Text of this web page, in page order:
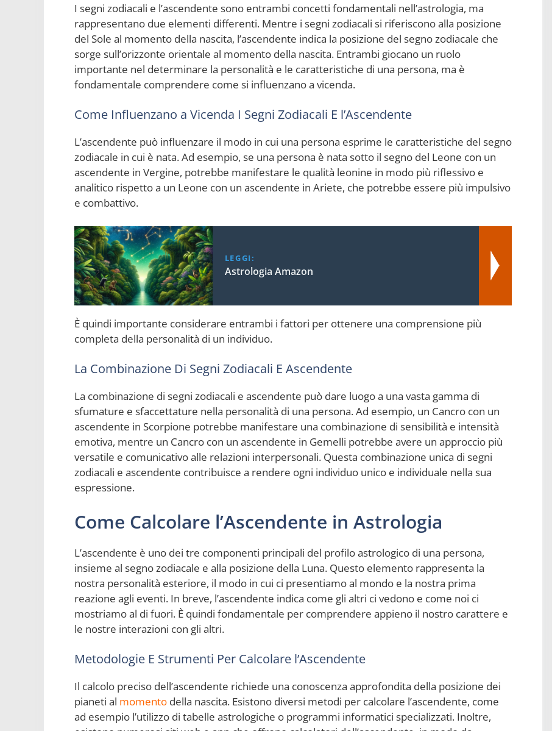
I segni zodiacali e l’ascendente sono entrambi concetti fondamentali nell’astrologia, ma
rappresentano due elementi differenti. Mentre i segni zodiacali si riferiscono alla posizione
del Sole al momento della nascita, l’ascendente indica la posizione del segno zodiacale che
sorge sull’orizzonte orientale al momento della nascita. Entrambi giocano un ruolo
importante nel determinare la personalità e le caratteristiche di una persona, ma è
fondamentale comprendere come si influenzano a vicenda.
Come Influenzano a Vicenda I Segni Zodiacali E l’Ascendente
L’ascendente può influenzare il modo in cui una persona esprime le caratteristiche del segno
zodiacale in cui è nata. Ad esempio, se una persona è nata sotto il segno del Leone con un
ascendente in Vergine, potrebbe manifestare le qualità leonine in modo più riflessivo e
analitico rispetto a un Leone con un ascendente in Ariete, che potrebbe essere più impulsivo
e combattivo.
LEGGI:
Astrologia Amazon
È quindi importante considerare entrambi i fattori per ottenere una comprensione più
completa della personalità di un individuo.
La Combinazione Di Segni Zodiacali E Ascendente
La combinazione di segni zodiacali e ascendente può dare luogo a una vasta gamma di
sfumature e sfaccettature nella personalità di una persona. Ad esempio, un Cancro con un
ascendente in Scorpione potrebbe manifestare una combinazione di sensibilità e intensità
emotiva, mentre un Cancro con un ascendente in Gemelli potrebbe avere un approccio più
versatile e comunicativo alle relazioni interpersonali. Questa combinazione unica di segni
zodiacali e ascendente contribuisce a rendere ogni individuo unico e individuale nella sua
espressione.
Come Calcolare l’Ascendente in Astrologia
L’ascendente è uno dei tre componenti principali del profilo astrologico di una persona,
insieme al segno zodiacale e alla posizione della Luna. Questo elemento rappresenta la
nostra personalità esteriore, il modo in cui ci presentiamo al mondo e la nostra prima
reazione agli eventi. In breve, l’ascendente indica come gli altri ci vedono e come noi ci
mostriamo al di fuori. È quindi fondamentale per comprendere appieno il nostro carattere e
le nostre interazioni con gli altri.
Metodologie E Strumenti Per Calcolare l’Ascendente
Il calcolo preciso dell’ascendente richiede una conoscenza approfondita della posizione dei
pianeti al momento della nascita. Esistono diversi metodi per calcolare l’ascendente, come
ad esempio l’utilizzo di tabelle astrologiche o programmi informatici specializzati. Inoltre,